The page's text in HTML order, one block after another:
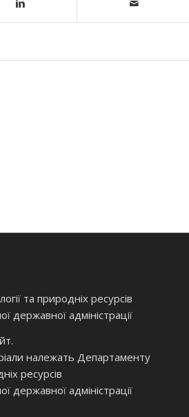
та природніх ресурсів
державної адміністрації
належать Департаменту
ресурсів
державної адміністрації